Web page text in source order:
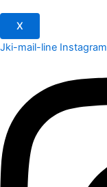
X
Jki-mail-line Instagram